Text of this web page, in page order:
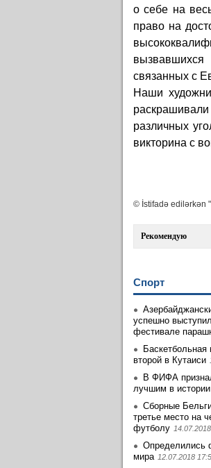
о себе на
право на
связанных с
Наши
различных
викторина с
© İstifadə edilərkən
Рекомендую
Спорт
успешно
фестивале
второй в Кутаиси
В ФИФА
лучшим в истории
Сборные
третье место на
футболу
Определились
мира 12.07.2018